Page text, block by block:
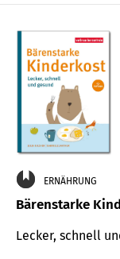
ERNÄHRUNG
Bärenstarke
Lecker, schnell